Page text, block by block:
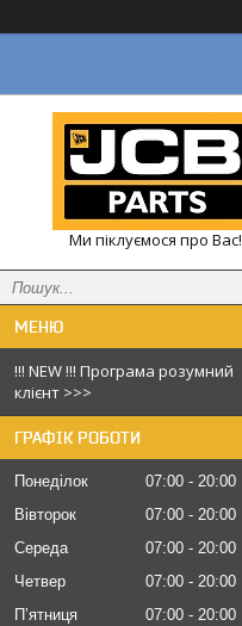
Ми піклуємося про Вас!
!!! NEW !!! Програма розумний
клієнт >>>
ГРАФІК РОБОТИ
Понеділок 07:00
20:00
Вівторок
07:00
20:00
Середа
07:00
20:00
Четвер
07:00
20:00
Пʼятниця
07:00
20:00